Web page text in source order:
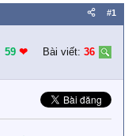
#1
59 ❤︎ Bài viết: 36